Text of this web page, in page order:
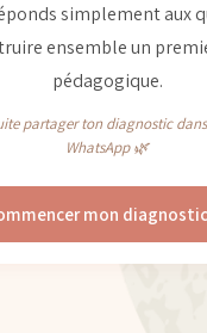
simplement aux
ensemble un
pédagogique.
partager ton diagnostic
WhatsApp 🌿
mon